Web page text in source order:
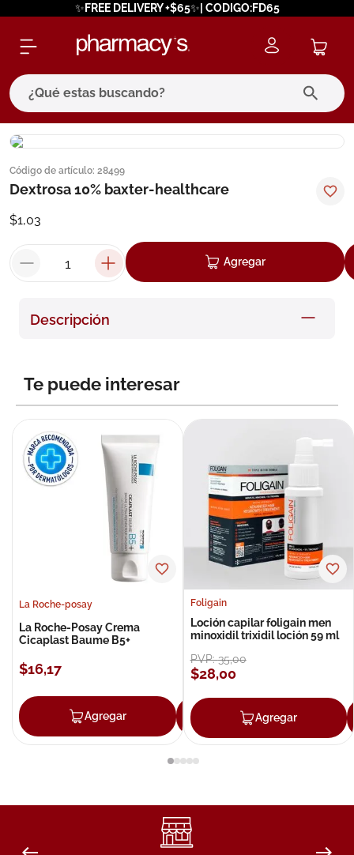
✨FREE DELIVERY +$65✨| CODIGO:FD65
¿Qué estas buscando?
Código de artículo: 28499
Dextrosa 10% baxter-healthcare
$1,03
Agregar
Descripción
Te puede interesar
La Roche-posay
La Roche-Posay Crema
Cicaplast Baume B5+
$16,17
Agregar Agregar
Foligain
Loción capilar foligain men
minoxidil trixidil loción 59 ml
PVP:35,00
$28,00
Agregar
términos más buscados
1. eucerin
3
bioderma
5. cerave
6 degraler
10.nivea